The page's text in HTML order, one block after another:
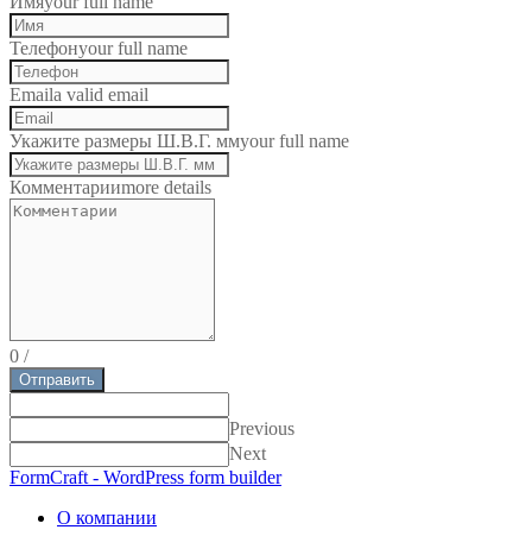
Телефонyour full name
Emaila valid email
Укажите размеры Ш.В.Г. ммyour full name
Комментарииmore details
0 /
Отправить
Previous
Next
FormCraft - WordPress form builder
О компании